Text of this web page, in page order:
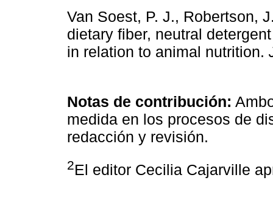
Van Soest, P. J., Robertson,
dietary fiber, neutral
in relation to animal nutrition.
Notas de contribución:
medida en los procesos de
redacción y revisión.
2El editor Cecilia Cajarville